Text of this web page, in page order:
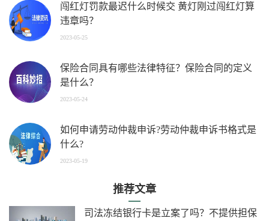
闯红灯罚款最迟什么时候交 黄灯刚过闯红灯算
违章吗？
2023-05-25
保险合同具有哪些法律特征？保险合同的定义
是什么？
2023-05-24
如何申请劳动仲裁申诉?劳动仲裁申诉书格式是
什么?
2023-05-19
推荐文章
司法冻结银行卡是立案了吗？不提供担保